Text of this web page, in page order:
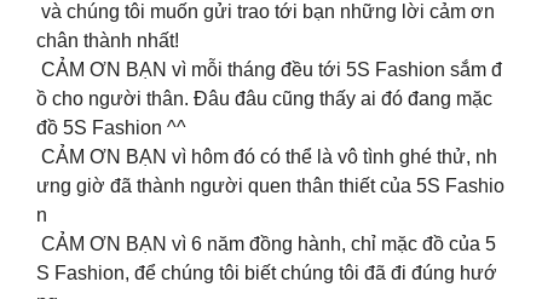
và chúng tôi muốn gửi trao tới bạn những lời cảm ơn
chân thành nhất!
CẢM ƠN BẠN vì mỗi tháng đều tới 5S Fashion sắm đ
ồ cho người thân. Đâu đâu cũng thấy ai đó đang mặc
đồ 5S Fashion ^^
CẢM ƠN BẠN vì hôm đó có thể là vô tình ghé thử, nh
ưng giờ đã thành người quen thân thiết của 5S Fashio
n
CẢM ƠN BẠN vì 6 năm đồng hành, chỉ mặc đồ của 5
S Fashion, để chúng tôi biết chúng tôi đã đi đúng hướ